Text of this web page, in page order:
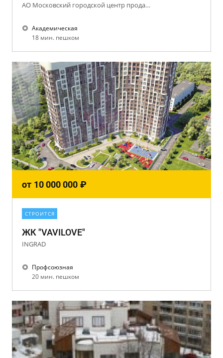
АО Московский городской центр продажи недвижимости (Центр-Инвест)
Академическая
18 мин. пешком
от 10 000 000 ₽
СТРОИТСЯ
ЖК "VAVILOVE"
INGRAD
Профсоюзная
20 мин. пешком